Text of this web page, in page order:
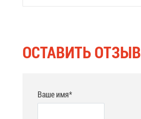
ОСТА­ВИТЬ ОТ­ЗЫВ
Ваше имя*